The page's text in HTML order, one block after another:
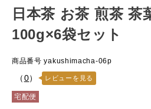
日本茶 お茶 煎茶 茶
100g×6袋セット
商品番号 yakushimacha-06p
（0） レビューを見る
宅配便